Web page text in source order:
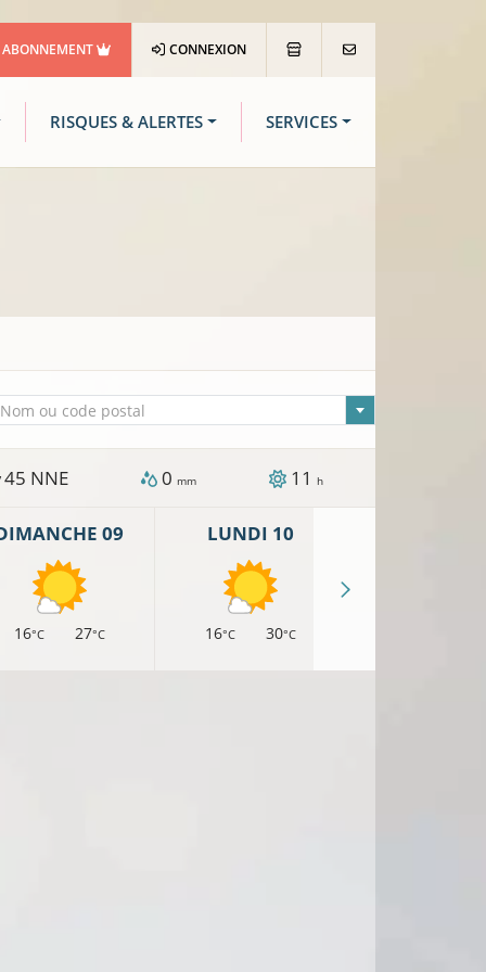
ABONNEMENT CONNEXION
RISQUES & ALERTES SERVICES
sélectionnée
Nom ou code postal
45 NNE 0 mm 11 h
09
16°C 27°C
LUNDI 10
16°C 30°C